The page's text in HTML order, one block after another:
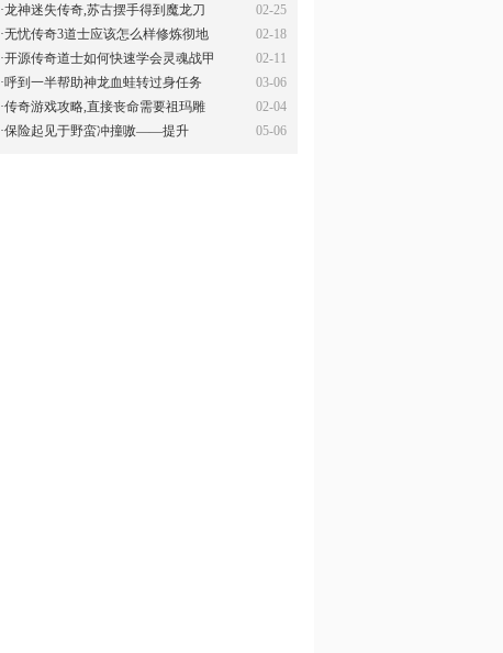
02-25
·龙神迷失传奇,苏古摆手得到魔龙刀
02-18
·无忧传奇3道士应该怎么样修炼彻地
02-11
·开源传奇道士如何快速学会灵魂战甲
03-06
·呼到一半帮助神龙血蛙转过身任务
02-04
·传奇游戏攻略,直接丧命需要祖玛雕
05-06
·保险起见于野蛮冲撞嗷——提升